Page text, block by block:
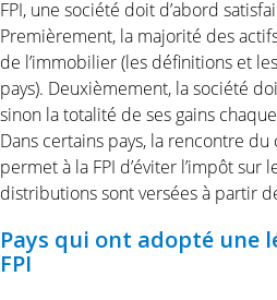
FPI, une société doit d’abord
Premièrement, la majorité des
de l’immobilier (les définitions et
pays). Deuxièmement, la société
sinon la totalité de ses gains
Dans certains pays, la rencontre
permet à la FPI d’éviter l’impôt sur
distributions sont versées à partir
Pays qui ont adopté une
FPI